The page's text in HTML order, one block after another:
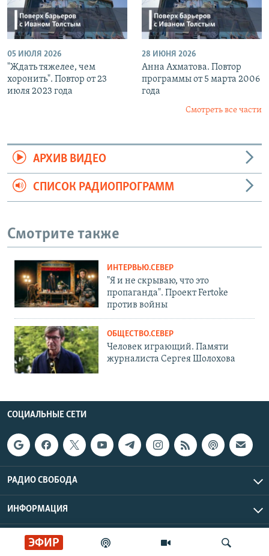
ЭФИР
05 ИЮЛЯ 2026
"Ждать тяжелее, чем
хоронить". Повтор от 23
июля 2023 года
28 ИЮНЯ 2026
Анна Ахматова. Повтор
программы от 5 марта 2006
года
Смотреть все части
АРХИВ ВИДЕО
СПИСОК РАДИОПРОГРАММ
Смотрите также
ИНТЕРВЬЮ.СЕВЕР
"Я и не скрываю, что это
пропаганда". Проект Fertoke
против войны
ОБЩЕСТВО.СЕВЕР
Человек играющий. Памяти
журналиста Сергея Шолохова
СОЦИАЛЬНЫЕ СЕТИ
РАДИО СВОБОДА
ИНФОРМАЦИЯ
Радио Свобода © 2026 RFE/RL, Inc. | Все права защищены.